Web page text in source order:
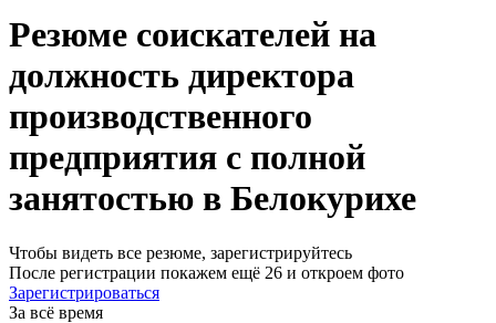
Резюме соискателей на
должность директора
производственного
предприятия с полной
занятостью в Белокурихе
Чтобы видеть все резюме, зарегистрируйтесь
После регистрации покажем ещё 26 и откроем фото
Зарегистрироваться
За всё время